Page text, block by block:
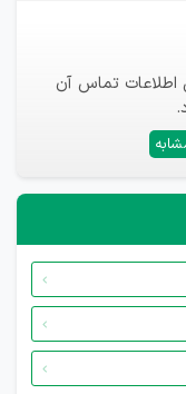
اطلاعات تماس آن